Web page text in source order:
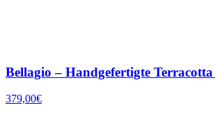
Bellagio – Handgefertigte Terracotta
379,00€